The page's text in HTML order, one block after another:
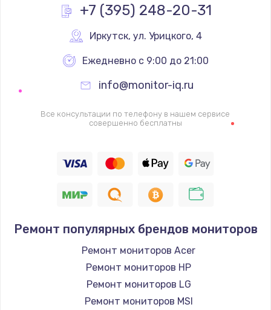
Замена видеокарты
1600 руб.
Заказать
Ремонт цепей питания
2500 руб.
Заказать
Замена жесткого диска
Заказать
Установка драйверов
725 руб.
Заказать
Замена вебкамеры
+7 (395) 248-20-31
Иркутск, ул. Урицкого, 4
Ежедневно с 9:00 до 21:00
info@monitor-iq.ru
Все консультации по телефону в нашем сервисе
совершенно бесплатны
Ремонт популярных брендов мониторов
Ремонт мониторов Acer
Ремонт мониторов HP
Ремонт мониторов LG
Ремонт мониторов MSI